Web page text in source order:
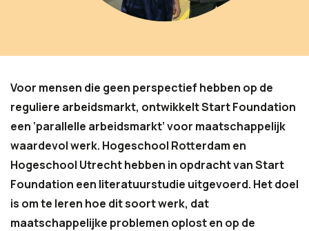
Voor mensen die geen perspectief hebben op de
reguliere arbeidsmarkt, ontwikkelt Start Foundation
een ‘parallelle arbeidsmarkt’ voor maatschappelijk
waardevol werk. Hogeschool Rotterdam en
Hogeschool Utrecht hebben in opdracht van Start
Foundation een literatuurstudie uitgevoerd. Het doel
is om te leren hoe dit soort werk, dat
maatschappelijke problemen oplost en op de